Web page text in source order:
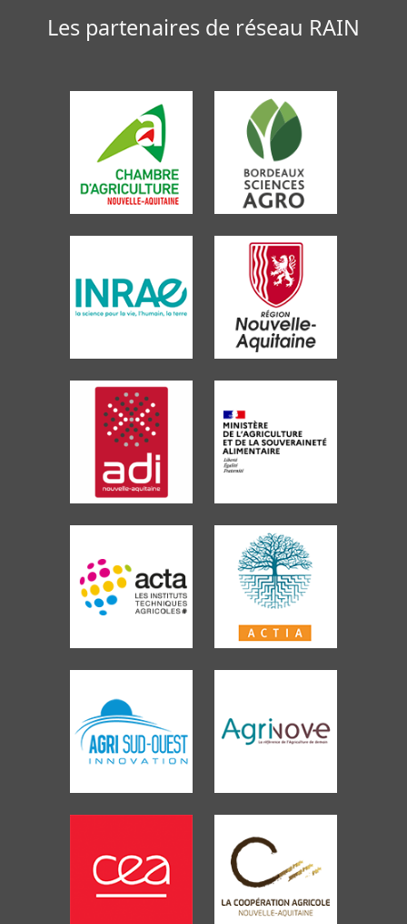
Les partenaires de réseau RAIN